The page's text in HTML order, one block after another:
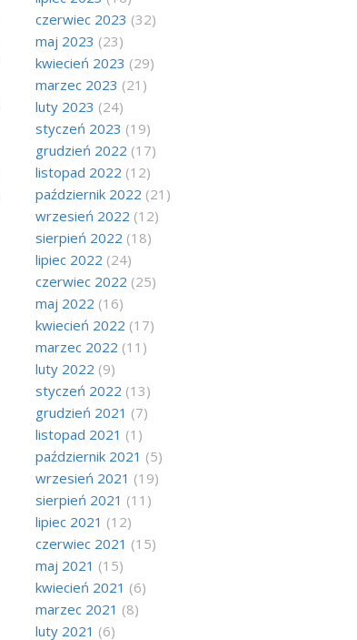
czerwiec 2023 (32)
maj 2023 (23)
kwiecień 2023 (29)
marzec 2023 (21)
luty 2023 (24)
styczeń 2023 (19)
grudzień 2022 (17)
listopad 2022 (12)
październik 2022 (21)
wrzesień 2022 (12)
sierpień 2022 (18)
lipiec 2022 (24)
czerwiec 2022 (25)
maj 2022 (16)
kwiecień 2022 (17)
marzec 2022 (11)
luty 2022 (9)
styczeń 2022 (13)
grudzień 2021 (7)
listopad 2021 (1)
październik 2021 (5)
wrzesień 2021 (19)
sierpień 2021 (11)
lipiec 2021 (12)
czerwiec 2021 (15)
maj 2021 (15)
kwiecień 2021 (6)
marzec 2021 (8)
luty 2021 (6)